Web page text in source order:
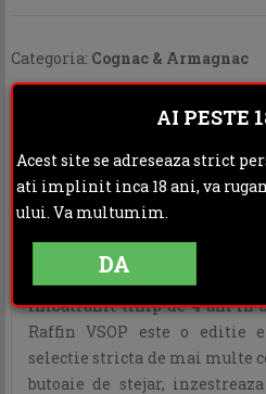
Categoria: Cognac & Armagnac
Rating:
DESCRIERE
OPINII (0)
Imbatranit timp de 4 ani in
Raffin VSOP este o editie
selectie stricta de mai multe
butoaie de stejar,
AI PESTE
Acest site se adreseaza strict
ati implinit inca 18 ani, va
ului. Va multumim.
DA